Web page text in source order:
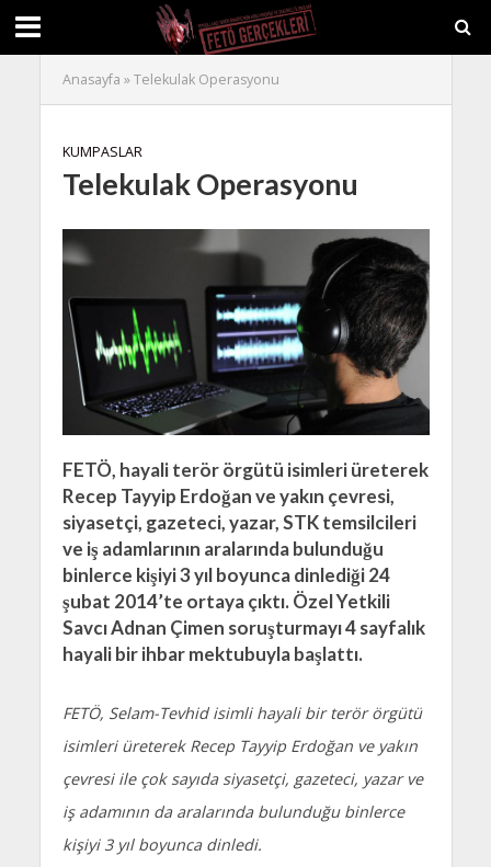
Anasayfa »Telekulak Operasyonu
KUMPASLAR
Telekulak Operasyonu
FETÖ, hayali terör örgütü isimleri üreterek
Recep Tayyip Erdoğan ve yakın çevresi,
siyasetçi, gazeteci, yazar, STK temsilcileri
ve iş adamlarının aralarında bulunduğu
binlerce kişiyi 3 yıl boyunca dinlediği 24
şubat 2014’te ortaya çıktı. Özel Yetkili
Savcı Adnan Çimen soruşturmayı 4 sayfalık
hayali bir ihbar mektubuyla başlattı.
FETÖ, Selam-Tevhid isimli hayali bir terör örgütü
isimleri üreterek Recep Tayyip Erdoğan ve yakın
çevresi ile çok sayıda siyasetçi, gazeteci, yazar ve
iş adamının da aralarında bulunduğu binlerce
kişiyi 3 yıl boyunca dinledi.